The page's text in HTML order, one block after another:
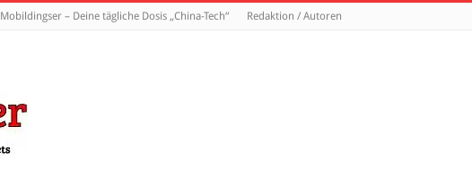
Mobildingser – Deine tägliche Dosis „China-Tech“ Redaktion / Autoren